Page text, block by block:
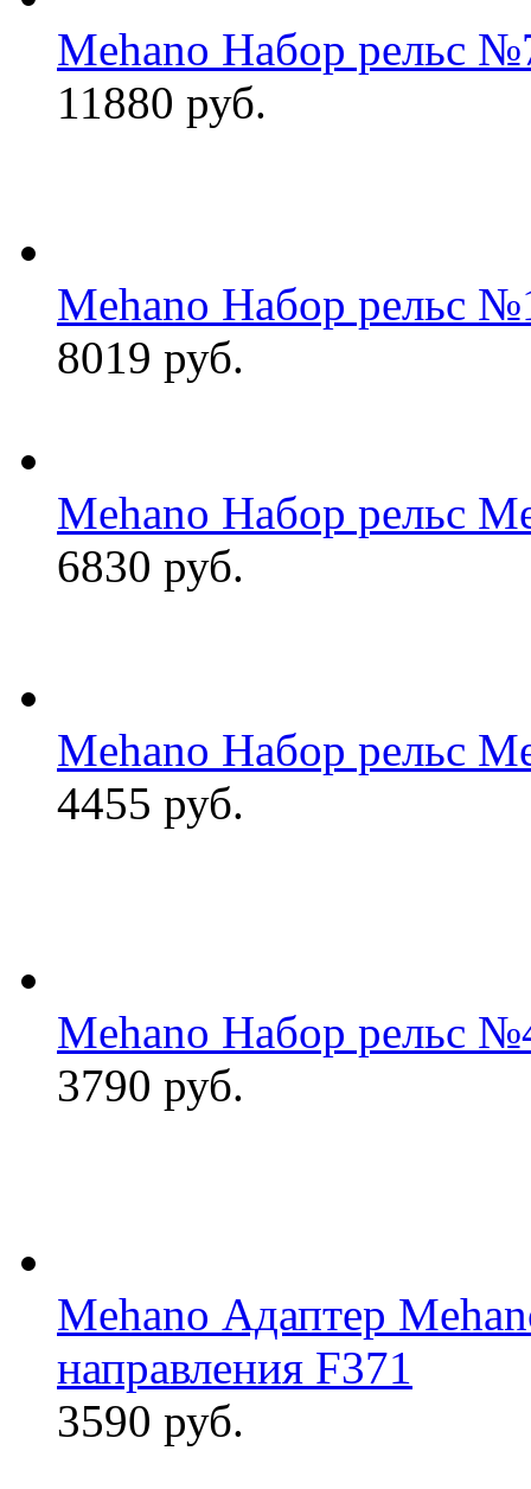
Mehano Набор рельс
11880 руб.
Mehano Набор рельс
8019 руб.
Mehano Набор рельс
6830 руб.
Mehano Набор рельс
4455 руб.
Mehano Набор рельс
3790 руб.
Mehano Адаптер
направления F371
3590 руб.